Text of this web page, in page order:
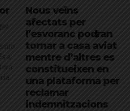
a
Nous veïns
afectats per
l’esvoranc podran
tornar a casa aviat
mentre d’altres es
constitueixen en
una plataforma per
reclamar
indemnitzacions